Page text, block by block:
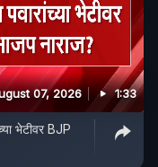
07, 2026 1:33
भेटीवर BJP